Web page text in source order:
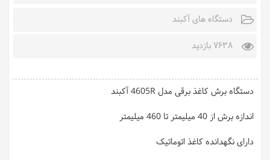
دستگاه های آکبند
7638 بازدید
دستگاه برش کاغذ برقی مدل 4605R آکبند
اندازه برش از 40 میلیمتر تا 460 میلیمتر
دارای نگهدانده کاغذ اتوماتیک